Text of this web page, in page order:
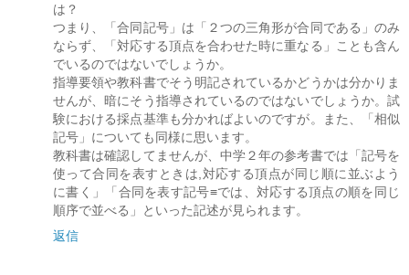
は？
つまり、「合同記号」は「２つの三角形が合同である」のみ
ならず、「対応する頂点を合わせた時に重なる」ことも含ん
でいるのではないでしょうか。
指導要領や教科書でそう明記されているかどうかは分かりま
せんが、暗にそう指導されているのではないでしょうか。試
験における採点基準も分かればよいのですが。また、「相似
記号」についても同様に思います。
教科書は確認してませんが、中学２年の参考書では「記号を
使って合同を表すときは,対応する頂点が同じ順に並ぶよう
に書く」「合同を表す記号≡では、対応する頂点の順を同じ
順序で並べる」といった記述が見られます。
返信